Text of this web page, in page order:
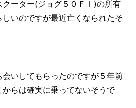
クーター(ジョグ５０ＦＩ)の所有
いのですが最近亡くなられたそ
いしてもらったのですが５年前
らは確実に乗ってないそうで